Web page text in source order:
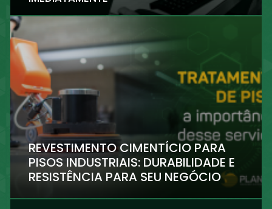
REVESTIMENTO CIMENTÍCIO PARA
PISOS INDUSTRIAIS: DURABILIDADE E
RESISTÊNCIA PARA SEU NEGÓCIO